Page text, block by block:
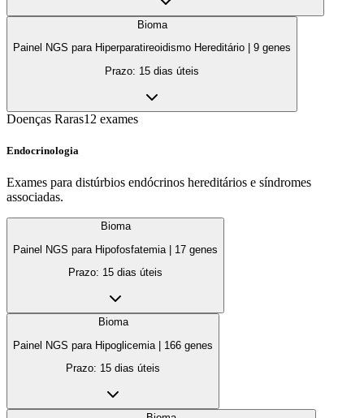
Bioma
Painel NGS para Hiperparatireoidismo Hereditário
9 genes
Prazo: 15 dias úteis
Doenças Raras12 exames
Endocrinologia
Exames para distúrbios endócrinos hereditários e síndromes
associadas.
Bioma
Painel NGS para Hipofosfatemia | 17 genes
Prazo: 15 dias úteis
Bioma
Painel NGS para Hipoglicemia | 166 genes
Prazo: 15 dias úteis